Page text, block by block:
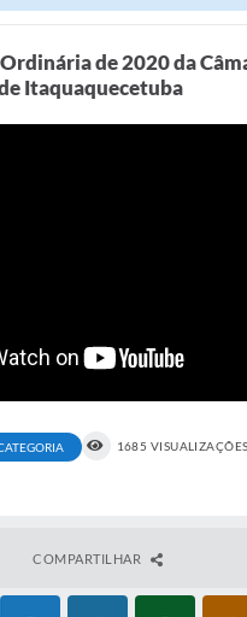
Ordinária de 2020 da
Itaquaquecetuba
1685 VISUALIZAÇÕES
COMPARTILHAR